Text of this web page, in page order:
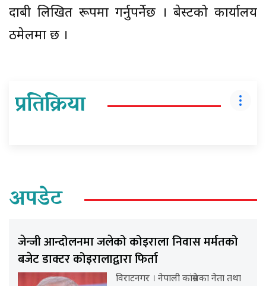
दाबी लिखित रूपमा गर्नुपर्नेछ । बेस्टको कार्यालय
ठमेलमा छ ।
प्रतिक्रिया
अपडेट
जेन्जी आन्दोलनमा जलेको कोइराला निवास मर्मतको
बजेट डाक्टर कोइरालाद्वारा फिर्ता
विराटनगर । नेपाली कांग्रेसका नेता तथा